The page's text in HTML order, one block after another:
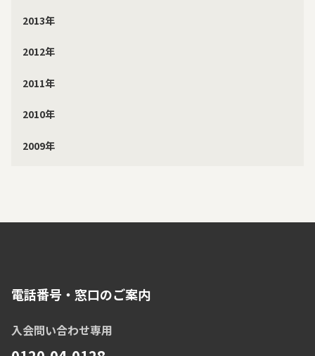
2013年
2012年
2011年
2010年
2009年
電話番号・窓口のご案内
入会問い合わせ専用